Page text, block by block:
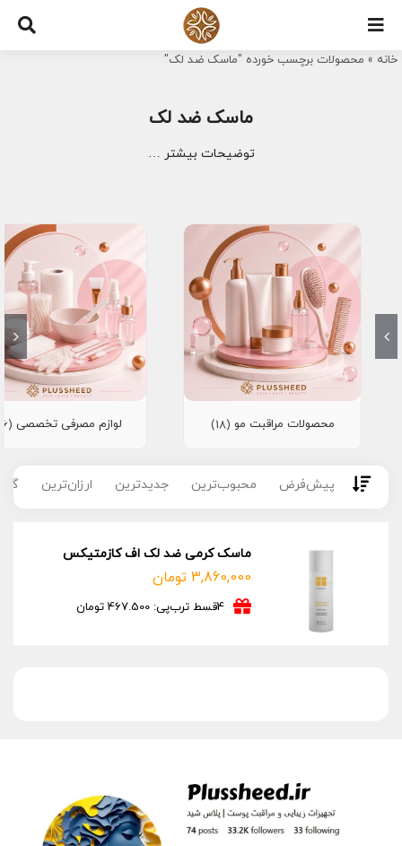
Skip
content
خانه » محصولات برچسب خورده "ماسک ضد لک"
ماسک ضد لک
توضیحات بیشتر …
محصولات مراقبت مو (18) لوازم مصرفی تخصصی (16)
پیش‌فرض محبوب‌ترین جدیدترین ارزان‌ترین
ماسک کرمی ضد لک اف کازمتیکس
3,860,000 تومان
4قسط ترب‌پی: 467.500 تومان